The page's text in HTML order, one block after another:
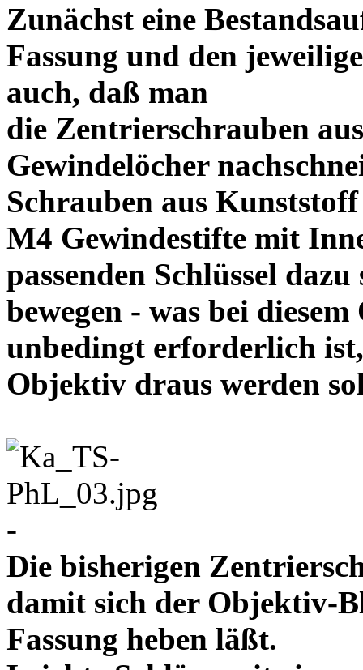
Zunächst eine
Fassung und den
auch, daß man
die Zentrierschrauben
Gewindelöcher
Schrauben aus
M4 Gewindestifte mit
passenden Schlüssel
bewegen - was bei
unbedingt erforderlich
Objektiv draus
-
Die bisherigen
damit sich der Objektiv-
Fassung heben läßt.